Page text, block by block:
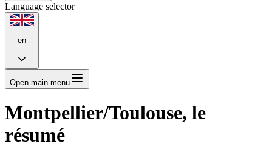
Language selector
en
Open main menu
Montpellier/Toulouse, le
résumé